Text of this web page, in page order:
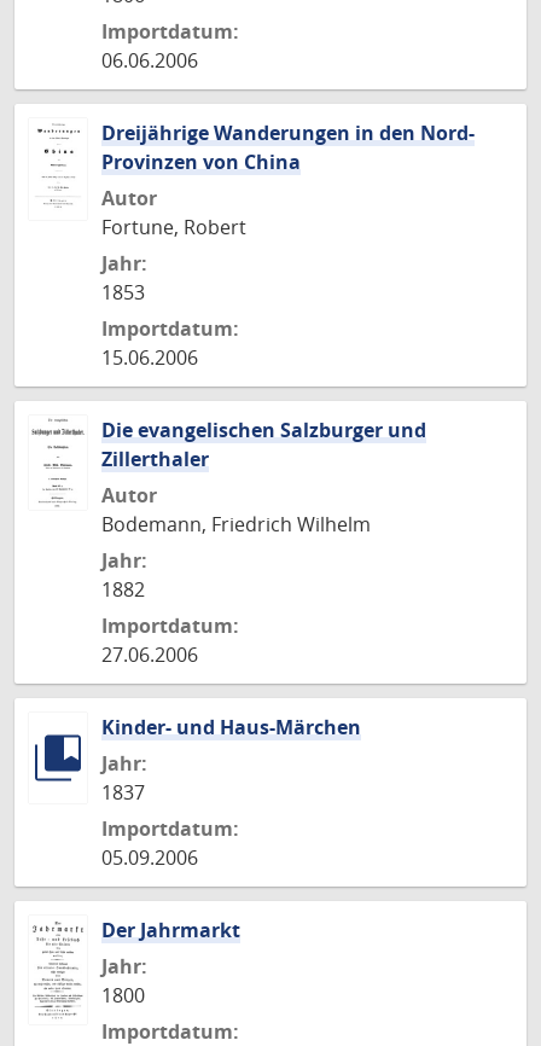
Importdatum:
06.06.2006
Dreijährige Wanderungen in den Nord-
Provinzen von China
Autor
Fortune, Robert
Jahr:
1853
Importdatum:
15.06.2006
Die evangelischen Salzburger und
Zillerthaler
Autor
Bodemann, Friedrich Wilhelm
Jahr:
1882
Importdatum:
27.06.2006
Kinder- und Haus-Märchen
Jahr:
1837
Importdatum:
05.09.2006
Der Jahrmarkt
Jahr:
1800
Importdatum: